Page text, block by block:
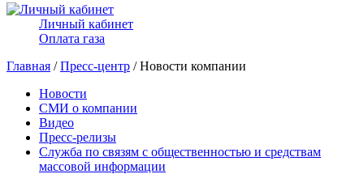
Личный кабинет
Оплата газа
Главная /Пресс-центр / Новости компании
Новости
СМИ о компании
Видео
Пресс-релизы
Служба по связям с общественностью и средствам
массовой информации